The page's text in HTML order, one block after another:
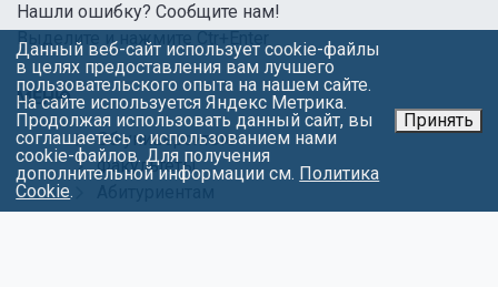
Нашли ошибку? Сообщите нам!
Выделите и нажмите Ctr+Enter
МЕНЮ
Об университете
Факультеты
Студентам
Данный веб-сайт использует cookie-файлы
в целях предоставления вам лучшего
пользовательского опыта на нашем сайте.
На сайте используется Яндекс Метрика.
Продолжая использовать данный сайт, вы
соглашаетесь с использованием нами
cookie-файлов. Для получения
дополнительной информации см. Политика
Cookie.
Принять